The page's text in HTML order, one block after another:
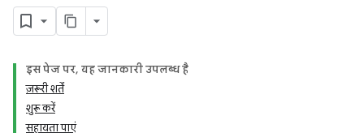
इस पेज पर, यह जानकारी उपलब्ध है
ज़रूरी शर्तें
शुरू करें
सहायता पाएं